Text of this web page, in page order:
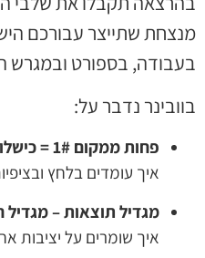
שתייצר עבורכם
בספורט ובמגרש
נדבר על:
פחות ממקום 1# = כישלון
איך עומדים בלחץ
מגדיל תוצאות – מגדיל
איך שומרים על יציבות